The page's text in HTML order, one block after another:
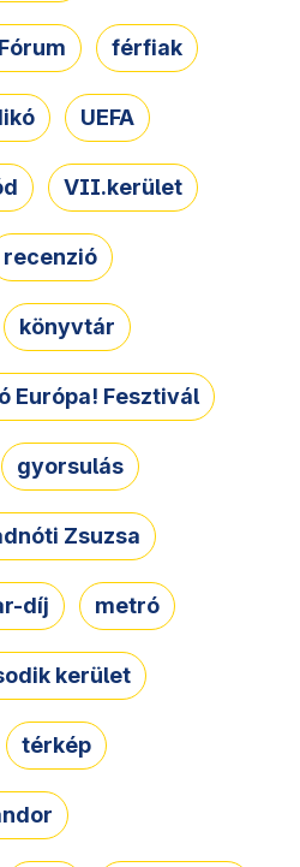
férfiak
UEFA
VII.kerület
recenzió
könyvtár
Európa! Fesztivál
gyorsulás
Zsuzsa
díj metró
kerület
térkép